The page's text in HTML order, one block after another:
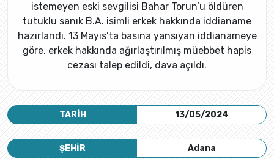
istemeyen eski sevgilisi Bahar Torun’u öldüren
tutuklu sanık B.A. isimli erkek hakkında iddianame
hazırlandı. 13 Mayıs’ta basına yansıyan iddianameye
göre, erkek hakkında ağırlaştırılmış müebbet hapis
cezası talep edildi, dava açıldı.
TARİH 13/05/2024
Adana
ŞEHİR